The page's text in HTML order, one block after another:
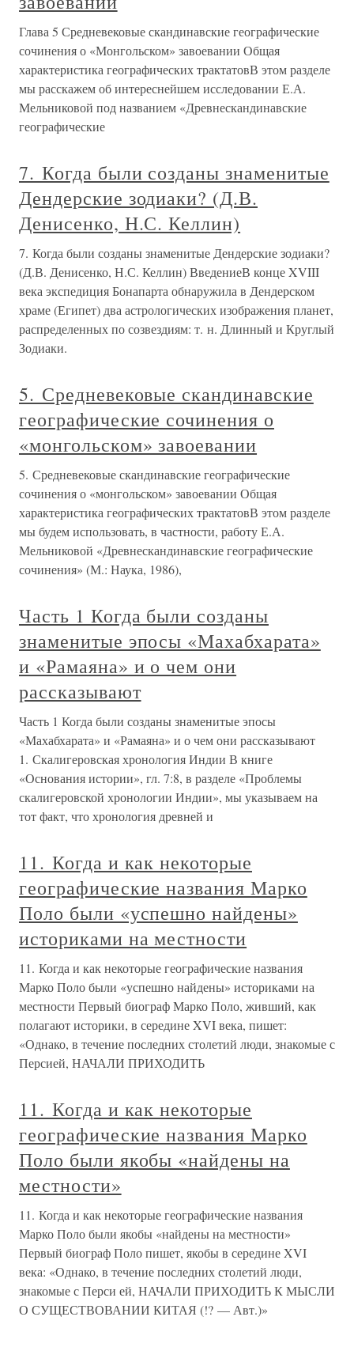
Глава 5 Средневековые скандинавские географические
сочинения о «Монгольском» завоевании Общая
характеристика географических трактатовВ этом разделе
мы расскажем об интереснейшем исследовании Е.А.
Мельниковой под названием «Древнескандинавские
географические
7. Когда были созданы знаменитые
Дендерские зодиаки? (Д.В.
Денисенко, Н.С. Келлин)
7. Когда были созданы знаменитые Дендерские зодиаки?
(Д.В. Денисенко, Н.С. Келлин) ВведениеВ конце XVIII
века экспедиция Бонапарта обнаружила в Дендерском
храме (Египет) два астрологических изображения планет,
распределенных по созвездиям: т. н. Длинный и Круглый
Зодиаки.
5. Средневековые скандинавские
географические сочинения о
«монгольском» завоевании
5. Средневековые скандинавские географические
сочинения о «монгольском» завоевании Общая
характеристика географических трактатовВ этом разделе
мы будем использовать, в частности, работу Е.А.
Мельниковой «Древнескандинавские географические
сочинения» (М.: Наука, 1986),
Часть 1 Когда были созданы
знаменитые эпосы «Махабхарата»
и «Рамаяна» и о чем они
рассказывают
Часть 1 Когда были созданы знаменитые эпосы
«Махабхарата» и «Рамаяна» и о чем они рассказывают
1. Скалигеровская хронология Индии В книге
«Основания истории», гл. 7:8, в разделе «Проблемы
скалигеровской хронологии Индии», мы указываем на
тот факт, что хронология древней и
11. Когда и как некоторые
географические названия Марко
Поло были «успешно найдены»
историками на местности
11. Когда и как некоторые географические названия
Марко Поло были «успешно найдены» историками на
местности Первый биограф Марко Поло, живший, как
полагают историки, в середине XVI века, пишет:
«Однако, в течение последних столетий люди, знакомые с
Персией, НАЧАЛИ ПРИХОДИТЬ
11. Когда и как некоторые
географические названия Марко
Поло были якобы «найдены на
местности»
11. Когда и как некоторые географические названия
Марко Поло были якобы «найдены на местности»
Первый биограф Поло пишет, якобы в середине XVI
века: «Однако, в течение последних столетий люди,
знакомые с Перси ей, НАЧАЛИ ПРИХОДИТЬ К МЫСЛИ
О СУЩЕСТВОВАНИИ КИТАЯ (!? — Авт.)»